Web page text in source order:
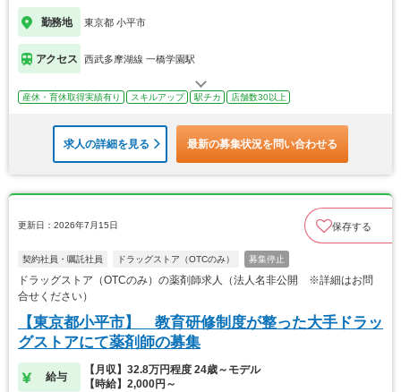
勤務地 東京都 小平市
アクセス 西武多摩湖線 一橋学園駅
産休・育休取得実績有り スキルアップ 駅チカ 店舗数30以上
求人の詳細を見る 最新の募集状況を問い合わせる
更新日：2026年7月15日 保存する
契約社員・嘱託社員 ドラッグストア（OTCのみ） 募集停止
ドラッグストア（OTCのみ）の薬剤師求人（法人名非公開 ※詳細はお問
合せください）
【東京都小平市】 教育研修制度が整った大手ドラッ
グストアにて薬剤師の募集
給与
【月収】32.8万円程度 24歳～モデル
【時給】2,000円～